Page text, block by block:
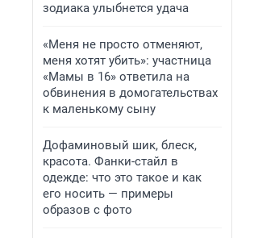
зодиака улыбнется удача
«Меня не просто отменяют,
меня хотят убить»: участница
«Мамы в 16» ответила на
обвинения в домогательствах
к маленькому сыну
Дофаминовый шик, блеск,
красота. Фанки-стайл в
одежде: что это такое и как
его носить — примеры
образов с фото